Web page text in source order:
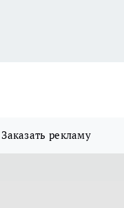
Заказать рекламу